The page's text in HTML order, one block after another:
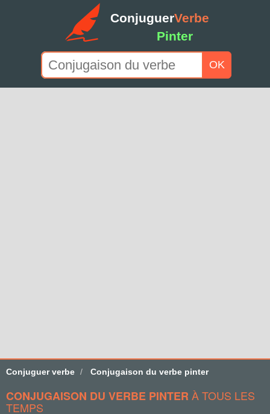
ConjuguerVerbe
Pinter
OK
Conjuguer verbe Conjugaison du verbe pinter
CONJUGAISON DU VERBE PINTER À TOUS LES
TEMPS